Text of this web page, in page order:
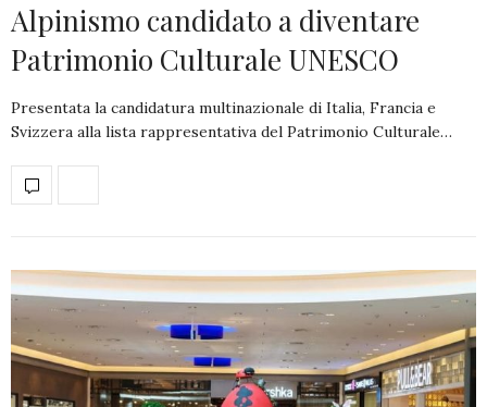
Alpinismo candidato a diventare
Patrimonio Culturale UNESCO
Presentata la candidatura multinazionale di Italia, Francia e
Svizzera alla lista rappresentativa del Patrimonio Culturale…